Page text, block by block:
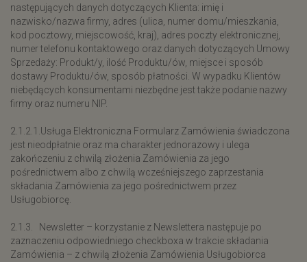
następujących danych dotyczących Klienta: imię i
nazwisko/nazwa firmy, adres (ulica, numer domu/mieszkania,
kod pocztowy, miejscowość, kraj), adres poczty elektronicznej,
numer telefonu kontaktowego oraz danych dotyczących Umowy
Sprzedaży: Produkt/y, ilość Produktu/ów, miejsce i sposób
dostawy Produktu/ów, sposób płatności. W wypadku Klientów
niebędących konsumentami niezbędne jest także podanie nazwy
firmy oraz numeru NIP.
2.1.2.1.Usługa Elektroniczna Formularz Zamówienia świadczona
jest nieodpłatnie oraz ma charakter jednorazowy i ulega
zakończeniu z chwilą złożenia Zamówienia za jego
pośrednictwem albo z chwilą wcześniejszego zaprzestania
składania Zamówienia za jego pośrednictwem przez
Usługobiorcę.
2.1.3. Newsletter – korzystanie z Newslettera następuje po
zaznaczeniu odpowiedniego checkboxa w trakcie składania
Zamówienia – z chwilą złożenia Zamówienia Usługobiorca